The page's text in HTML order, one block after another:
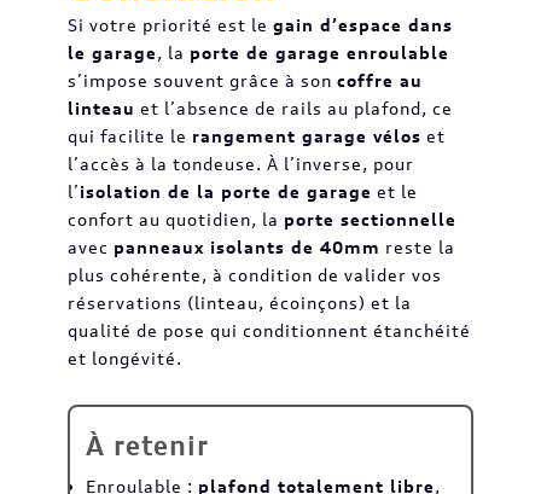
Si votre priorité est le gain d’espace dans
le garage, la porte de garage enroulable
s’impose souvent grâce à son coffre au
linteau et l’absence de rails au plafond, ce
qui facilite le rangement garage vélos et
l’accès à la tondeuse. À l’inverse, pour
l’isolation de la porte de garage et le
confort au quotidien, la porte sectionnelle
avec panneaux isolants de 40mm reste la
plus cohérente, à condition de valider vos
réservations (linteau, écoinçons) et la
qualité de pose qui conditionnent étanchéité
et longévité.
À retenir
Enroulable : plafond totalement libre,